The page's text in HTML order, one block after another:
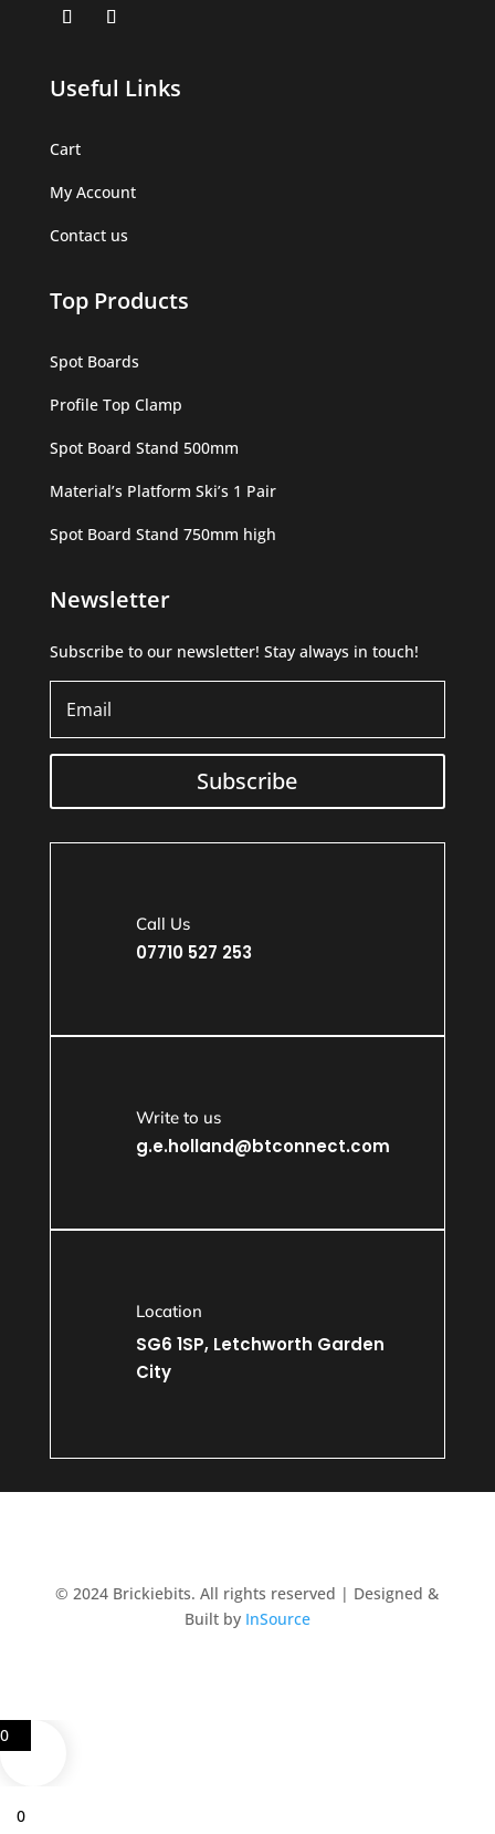
Useful Links
Cart
My Account
Contact us
Top Products
Spot Boards
Profile Top Clamp
Spot Board Stand 500mm
Material’s Platform Ski’s 1 Pair
Spot Board Stand 750mm high
Newsletter
Subscribe to our newsletter! Stay always in touch!
Subscribe
Call Us
07710 527 253
Write to us
g.e.holland@btconnect.com
Location
SG6 1SP, Letchworth Garden
City
© 2024 Brickiebits. All rights reserved | Designed &
Built by InSource
0
0